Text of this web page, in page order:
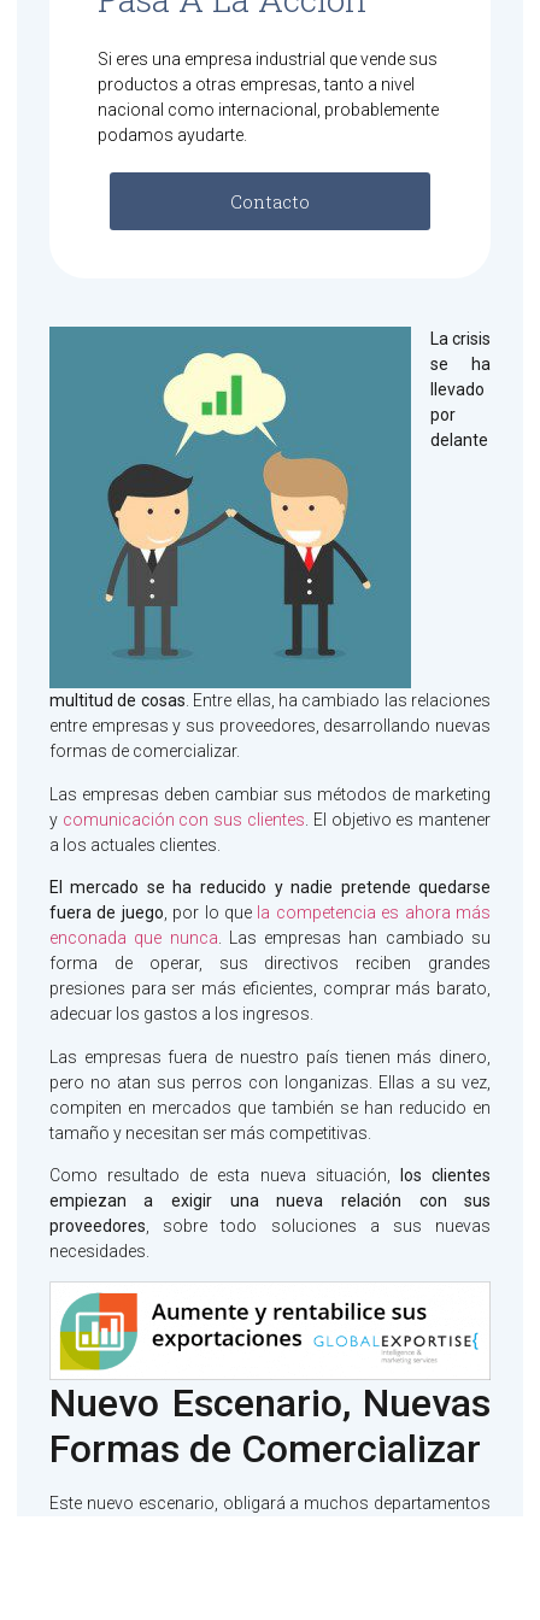
Si eres una empresa industrial que vende sus
productos a otras empresas, tanto a nivel
nacional como internacional, probablemente
podamos ayudarte.
Contacto
La crisis
se ha
llevado
por
delante
multitud de cosas. Entre ellas, ha cambiado las relaciones
entre empresas y sus proveedores, desarrollando nuevas
formas de comercializar.
Las empresas deben cambiar sus métodos de marketing
y comunicación con sus clientes . El objetivo es mantener
a los actuales clientes.
El mercado se ha reducido y nadie pretende quedarse
fuera de juego, por lo que la competencia es ahora más
enconada que nunca. Las empresas han cambiado su
forma de operar, sus directivos reciben grandes
presiones para ser más eficientes, comprar más barato,
adecuar los gastos a los ingresos.
Las empresas fuera de nuestro país tienen más dinero,
pero no atan sus perros con longanizas. Ellas a su vez,
compiten en mercados que también se han reducido en
tamaño y necesitan ser más competitivas.
Como resultado de esta nueva situación,
los clientes
empiezan a exigir una nueva relación con sus
proveedores , sobre todo soluciones a sus nuevas
necesidades.
Nuevo Escenario, Nuevas
Formas de Comercializar
Este nuevo escenario, obligará a muchos departamentos